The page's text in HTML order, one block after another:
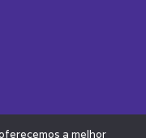
a melhor